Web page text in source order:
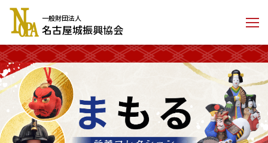
ン
ツ
に
ス
キ
ッ
プ
一般財団法人
名古屋城振興協会